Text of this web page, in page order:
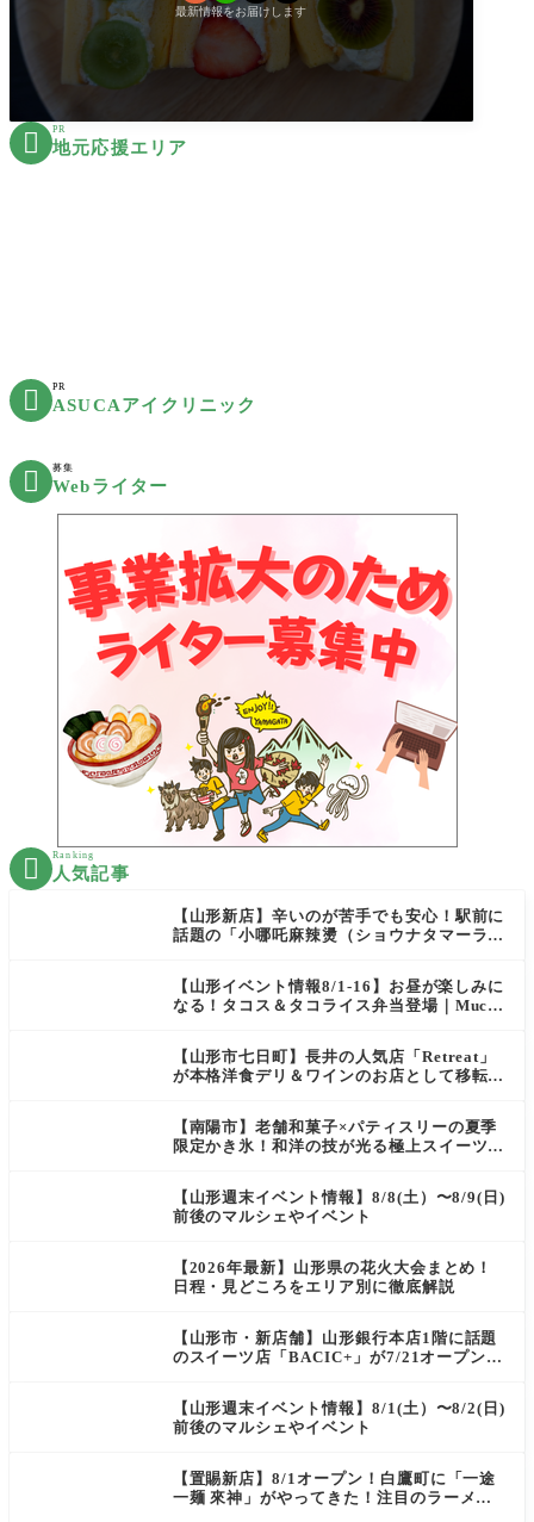
最新情報をお届けします
 PR
地元応援エリア
 PR
ASUCAアイクリニック
 募集
Webライター
 Ranking
人気記事
【山形新店】辛いのが苦手でも安心！駅前に
話題の「小哪吒麻辣燙（ショウナタマーラー
【山形イベント情報8/1-16】お昼が楽しみに
なる！タコス＆タコライス弁当登場｜Mucha
【山形市七日町】長井の人気店「Retreat」
が本格洋食デリ＆ワインのお店として移転オ
【南陽市】老舗和菓子×パティスリーの夏季
限定かき氷！和洋の技が光る極上スイーツ｜
【山形週末イベント情報】8/8(土）〜8/9(日)
前後のマルシェやイベント
【2026年最新】山形県の花火大会まとめ！
日程・見どころをエリア別に徹底解説
【山形市・新店舗】山形銀行本店1階に話題
のスイーツ店「BACIC+」が7/21オープン！
【山形週末イベント情報】8/1(土）〜8/2(日)
前後のマルシェやイベント
【置賜新店】8/1オープン！白鷹町に「一途
一麺 來神」がやってきた！注目のラーメン